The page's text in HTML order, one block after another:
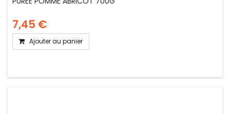
7,45 €
Ajouter au panier